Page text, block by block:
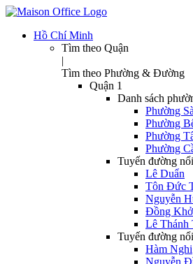
Hồ Chí Minh
Tìm theo Quận
|
Tìm theo Phường & Đường
Quận 1
Danh sách
Phường
Phường
Phường
Phường
Tuyến đường
Lê Duẩn
Tôn Đức
Nguyễn
Đồng
Lê Thánh
Tuyến đường
Hàm Nghi
Nguyễn